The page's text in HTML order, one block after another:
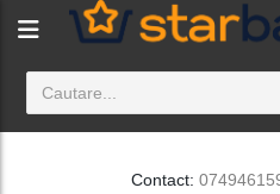
Contact: